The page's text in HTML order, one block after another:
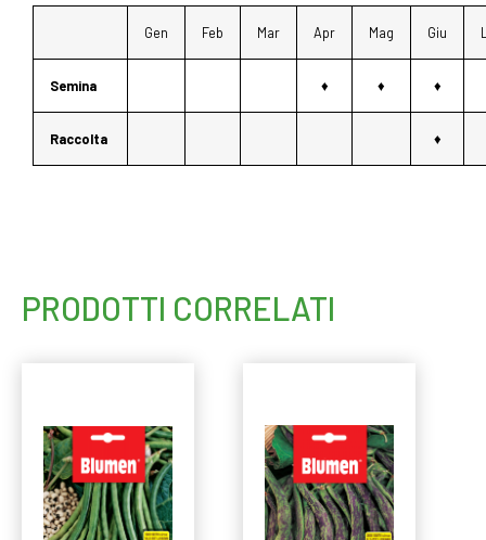
Gen Feb Mar Apr Mag Giu
Semina ♦ ♦ ♦
Raccolta ♦
PRODOTTI CORRELATI